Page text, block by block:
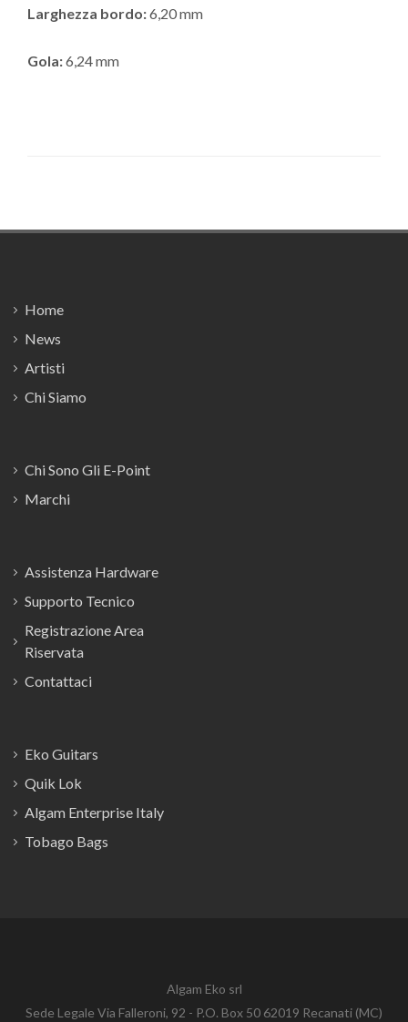
Larghezza bordo:6,20 mm
Gola:6,24 mm
Home
News
Artisti
Chi Siamo
Chi Sono Gli E-Point
Marchi
Assistenza Hardware
Supporto Tecnico
Registrazione Area
Riservata
Contattaci
Eko Guitars
Quik Lok
Algam Enterprise Italy
Tobago Bags
Algam Eko srl
Sede Legale Via Falleroni, 92 - P.O. Box 50 62019 Recanati (MC)